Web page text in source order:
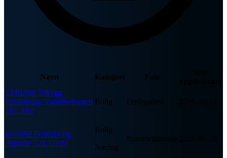
Navn Kategori
11/61/0/0 Tilbygg
fritidsbolig, Varaldsetvegen
101, Hol
Bolig Ferdigattest
66/1092 Fritidsbolig,
Alpinlie 321, Geilo
Bolig
Næring
Rammetillatelse